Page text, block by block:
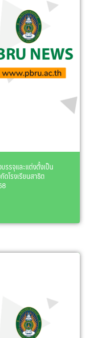
รรจุและแต่งตั้งเป็น
โรงเรียนสาธิต